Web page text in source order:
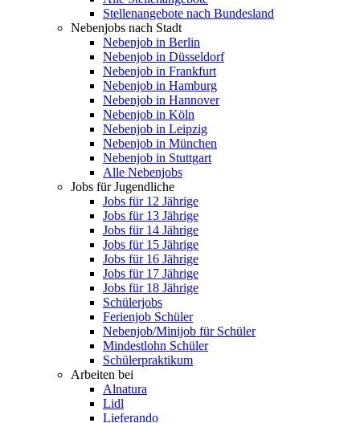
Stellenangebote nach Bundesland
Nebenjobs nach Stadt
Nebenjob in Berlin
Nebenjob in Düsseldorf
Nebenjob in Frankfurt
Nebenjob in Hamburg
Nebenjob in Hannover
Nebenjob in Köln
Nebenjob in Leipzig
Nebenjob in München
Nebenjob in Stuttgart
Alle Nebenjobs
Jobs für Jugendliche
Jobs für 12 Jährige
Jobs für 13 Jährige
Jobs für 14 Jährige
Jobs für 15 Jährige
Jobs für 16 Jährige
Jobs für 17 Jährige
Jobs für 18 Jährige
Schülerjobs
Ferienjob Schüler
Nebenjob/Minijob für Schüler
Mindestlohn Schüler
Schülerpraktikum
Arbeiten bei
Alnatura
Lidl
Lieferando